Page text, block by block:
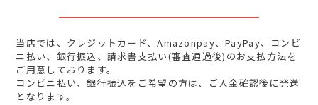
当店では、クレジットカード、Amazonpay、PayPay、コンビ
ニ払い、銀行振込、請求書支払い(審査通過後)のお支払方法を
ご用意しております。
コンビニ払い、銀行振込をご希望の方は、ご入金確認後に発送
となります。